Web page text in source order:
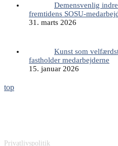
Demensvenlig
fremtidens SOSU-
31. marts 2026
Kunst som
fastholder medarbejderne
15. januar 2026
top
Privatlivspolitik